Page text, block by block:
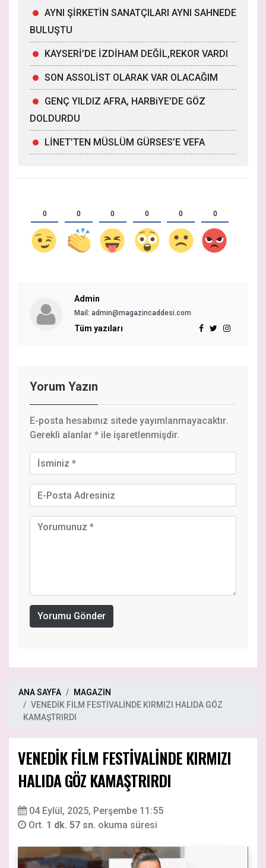
AYNI ŞİRKETİN SANATÇILARI AYNI SAHNEDE
BULUŞTU
KAYSERİ’DE İZDİHAM DEĞİL,REKOR VARDI
SON ASSOLİST OLARAK VAR OLACAĞIM
GENÇ YILDIZ AFRA, HARBiYE’DE GÖZ
DOLDURDU
LİNET’TEN MÜSLÜM GÜRSES’E VEFA
0 0 0 0 0 0
Admin
Mail: admin@magazincaddesi.com
Tüm yazıları
Yorum Yazın
E-posta hesabınız sitede yayımlanmayacaktır.
Gerekli alanlar * ile işaretlenmişdir.
Yorumu Gönder
ANA SAYFA
MAGAZİN
VENEDİK FİLM FESTİVALİNDE KIRMIZI HALIDA GÖZ
KAMAŞTRIRDI
VENEDİK FİLM FESTİVALİNDE KIRMIZI
HALIDA GÖZ KAMAŞTRIRDI
04 Eylül, 2025, Perşembe 11:55
Ort. 1 dk. 57 sn. okuma süresi